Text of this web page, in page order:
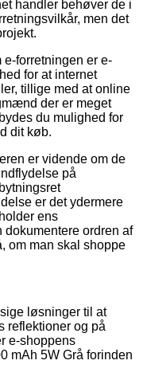
handler behøver de i
men det
forretningen er e-
for at internet
tillige med at online
der er meget
du mulighed for
dit køb.
er vidende om de
på
er det ydermere
ens
ordren af
om man skal shoppe
løsninger til at
reflektioner og på
e-shoppens
mAh 5W Grå forinden